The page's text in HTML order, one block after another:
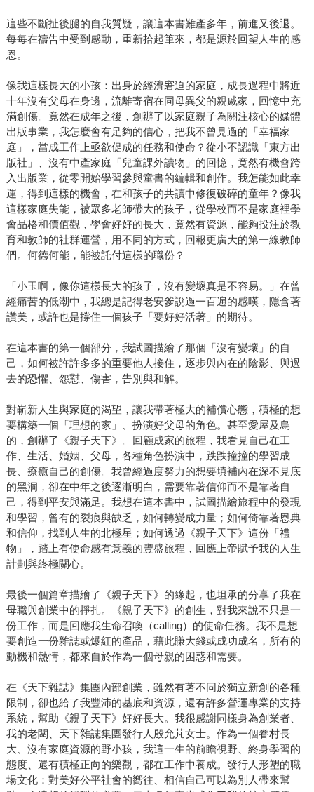
這些不斷扯後腿的自我質疑，讓這本書難產多年，前進又後退。
每每在禱告中受到感動，重新拾起筆來，都是源於回望人生的感
恩。
像我這樣長大的小孩：出身於經濟窘迫的家庭，成長過程中將近
十年沒有父母在身邊，流離寄宿在同母異父的親戚家，回憶中充
滿創傷。竟然在成年之後，創辦了以家庭親子為關注核心的媒體
出版事業，我怎麼會有足夠的信心，把我不曾見過的「幸福家
庭」，當成工作上亟欲促成的任務和使命？從小不認識「東方出
版社」、沒有中產家庭「兒童課外讀物」的回憶，竟然有機會跨
入出版業，從零開始學習參與童書的編輯和創作。我怎能如此幸
運，得到這樣的機會，在和孩子的共讀中修復破碎的童年？像我
這樣家庭失能，被眾多老師帶大的孩子，從學校而不是家庭裡學
會品格和價值觀，學會好好的長大，竟然有資源，能夠投注於教
育和教師的社群運營，用不同的方式，回報更廣大的第一線教師
們。何德何能，能被託付這樣的職份？
「小玉啊，像你這樣長大的孩子，沒有變壞真是不容易。」在曾
經痛苦的低潮中，我總是記得老安爹說過一百遍的感嘆，隱含著
讚美，或許也是撐住一個孩子「要好好活著」的期待。
在這本書的第一個部分，我試圖描繪了那個「沒有變壞」的自
己，如何被許許多多的重要他人接住，逐步與內在的陰影、與過
去的恐懼、怨懟、傷害，告別與和解。
對嶄新人生與家庭的渴望，讓我帶著極大的補償心態，積極的想
要構築一個「理想的家」、扮演好父母的角色。甚至愛屋及烏
的，創辦了《親子天下》。回顧成家的旅程，我看見自己在工
作、生活、婚姻、父母，各種角色扮演中，跌跌撞撞的學習成
長、療癒自己的創傷。我曾經過度努力的想要填補內在深不見底
的黑洞，卻在中年之後逐漸明白，需要靠著信仰而不是靠著自
己，得到平安與滿足。我想在這本書中，試圖描繪旅程中的發現
和學習，曾有的裂痕與缺乏，如何轉變成力量；如何倚靠著恩典
和信仰，找到人生的北極星；如何透過《親子天下》這份「禮
物」，踏上有使命感有意義的豐盛旅程，回應上帝賦予我的人生
計劃與終極關心。
最後一個篇章描繪了《親子天下》的緣起，也坦承的分享了我在
母職與創業中的掙扎。《親子天下》的創生，對我來說不只是一
份工作，而是回應我生命召喚（calling）的使命任務。我不是想
要創造一份雜誌或爆紅的產品，藉此賺大錢或成功成名，所有的
動機和熱情，都來自於作為一個母親的困惑和需要。
在《天下雜誌》集團內部創業，雖然有著不同於獨立新創的各種
限制，卻也給了我豐沛的基底和資源，還有許多營運專業的支持
系統，幫助《親子天下》好好長大。我很感謝同樣身為創業者、
我的老闆、天下雜誌集團發行人殷允芃女士。作為一個眷村長
大、沒有家庭資源的野小孩，我這一生的前瞻視野、終身學習的
態度、還有積極正向的樂觀，都在工作中養成。發行人形塑的職
場文化：對美好公平社會的嚮往、相信自己可以為別人帶來幫